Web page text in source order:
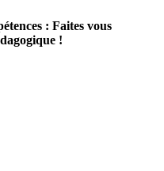
: Faites vous
!